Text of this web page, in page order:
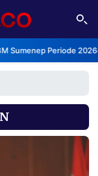
Sumenep Periode